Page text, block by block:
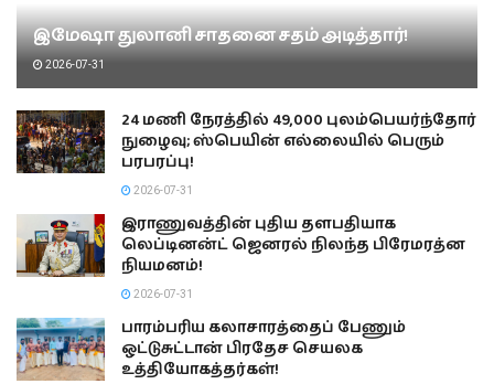
இமேஷா துலானி சாதனை சதம் அடித்தார்!
2026-07-31
24 மணி நேரத்தில் 49,000 புலம்பெயர்ந்தோர்
நுழைவு; ஸ்பெயின் எல்லையில் பெரும்
பரபரப்பு!
2026-07-31
இராணுவத்தின் புதிய தளபதியாக
லெப்டினன்ட் ஜெனரல் நிலந்த பிரேமரத்ன
நியமனம்!
2026-07-31
பாரம்பரிய கலாசாரத்தைப் பேணும்
ஒட்டுசுட்டான் பிரதேச செயலக
உத்தியோகத்தர்கள்!